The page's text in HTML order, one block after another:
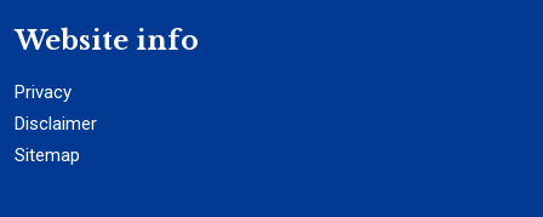
Website info
Privacy
Disclaimer
Sitemap